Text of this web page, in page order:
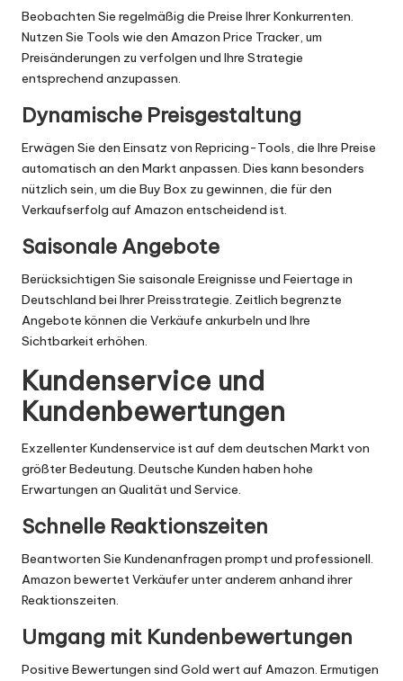
Beobachten Sie regelmäßig die Preise Ihrer Konkurrenten.
Nutzen Sie Tools wie den Amazon Price Tracker, um
Preisänderungen zu verfolgen und Ihre Strategie
entsprechend anzupassen.
Dynamische Preisgestaltung
Erwägen Sie den Einsatz von Repricing-Tools, die Ihre Preise
automatisch an den Markt anpassen. Dies kann besonders
nützlich sein, um die Buy Box zu gewinnen, die für den
Verkaufserfolg auf Amazon entscheidend ist.
Saisonale Angebote
Berücksichtigen Sie saisonale Ereignisse und Feiertage in
Deutschland bei Ihrer Preisstrategie. Zeitlich begrenzte
Angebote können die Verkäufe ankurbeln und Ihre
Sichtbarkeit erhöhen.
Kundenservice und
Kundenbewertungen
Exzellenter Kundenservice ist auf dem deutschen Markt von
größter Bedeutung. Deutsche Kunden haben hohe
Erwartungen an Qualität und Service.
Schnelle Reaktionszeiten
Beantworten Sie Kundenanfragen prompt und professionell.
Amazon bewertet Verkäufer unter anderem anhand ihrer
Reaktionszeiten.
Umgang mit Kundenbewertungen
Positive Bewertungen sind Gold wert auf Amazon. Ermutigen